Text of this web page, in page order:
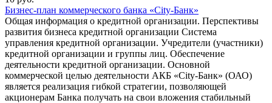
Бизнес-план коммерческого банка «City-Банк»
Общая информация о кредитной организации. Перспективы
развития бизнеса кредитной организации Система
управления кредитной организации. Учредители (участники)
кредитной организации и группы лиц. Обеспечение
деятельности кредитной организации. Основной
коммерческой целью деятельности АКБ «City-Банк» (ОАО)
является реализация гибкой стратегии, позволяющей
акционерам Банка получать на свои вложения стабильный